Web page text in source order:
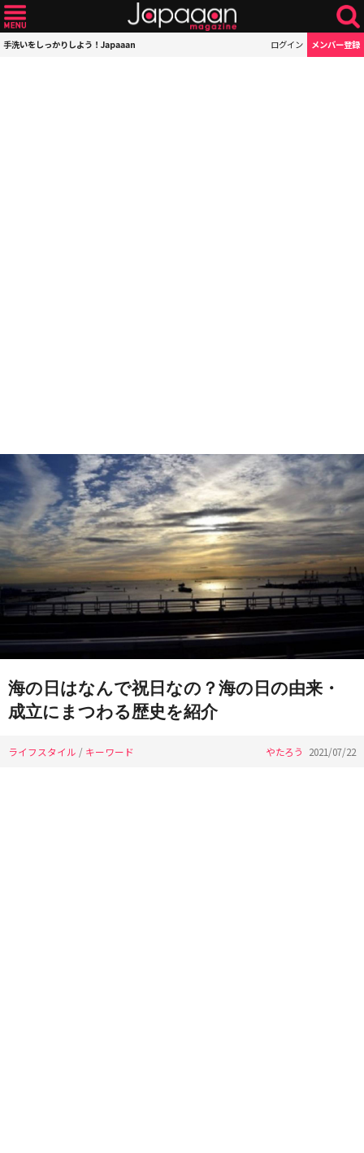
手洗いをしっかりしよう！Japaaan ログイン メンバー登録
海の日はなんで祝日なの？海の日の由来・
成立にまつわる歴史を紹介
ライフスタイル / キーワード やたろう 2021/07/22